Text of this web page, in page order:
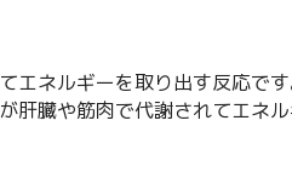
ネルギーを取り出す反応で
肝臓や筋肉で代謝されてエネ